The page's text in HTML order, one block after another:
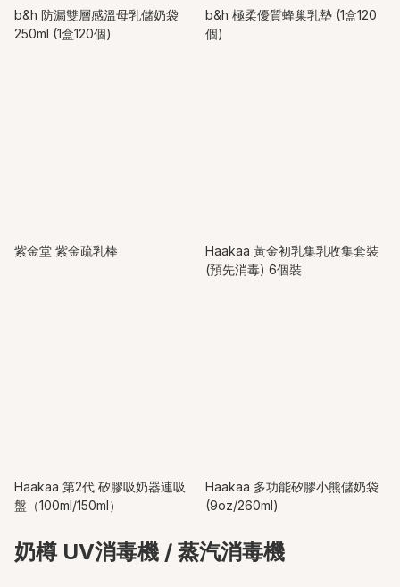
b&h 防漏雙層感溫母乳儲奶袋
250ml (1盒120個)
b&h 極柔優質蜂巢乳墊 (1盒120
個)
紫金堂 紫金疏乳棒
Haakaa 黃金初乳集乳收集套裝
(預先消毒) 6個裝
Haakaa 第2代 矽膠吸奶器連吸
盤（100ml/150ml）
Haakaa 多功能矽膠小熊儲奶袋
(9oz/260ml)
奶樽 UV消毒機 / 蒸汽消毒機